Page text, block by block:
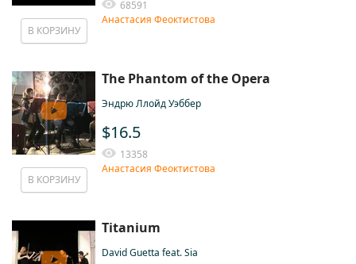
В КОРЗИНУ
68591
Анастасия Феоктистова
В КОРЗИНУ
The Phantom of the Opera
Эндрю Ллойд Уэббер
$16.5
13358
Анастасия Феоктистова
Titanium
David Guetta feat. Sia